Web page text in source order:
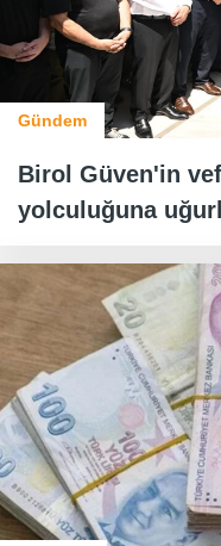
Gündem
Birol Güven'in
yolculuğuna